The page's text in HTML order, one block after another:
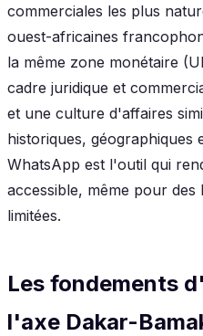
commerciales les plus
ouest-africaines
la même zone monétaire
cadre juridique et
et une culture d'affaires
historiques, géographiques
WhatsApp est l'outil qui
accessible, même pour des
limitées.
Les fondements
l'axe Dakar-